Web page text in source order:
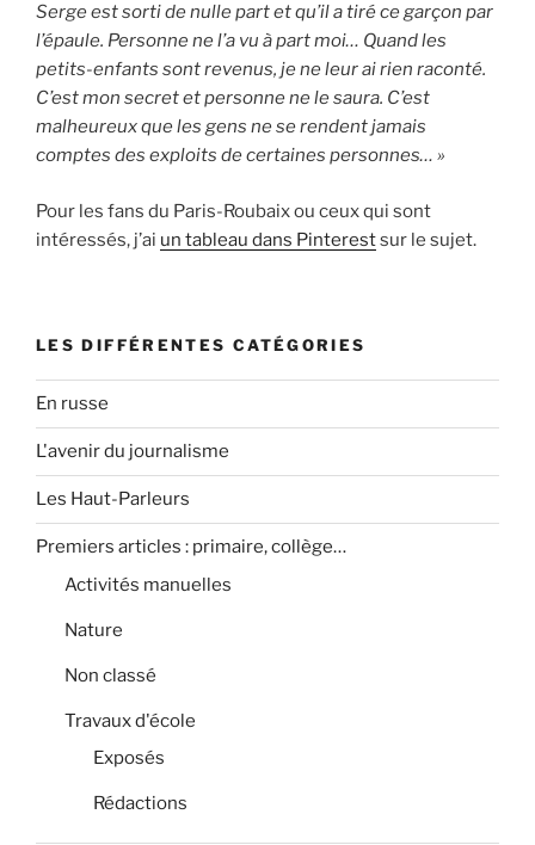
Serge est sorti de nulle part et qu’il a tiré ce garçon par
l’épaule. Personne ne l’a vu à part moi… Quand les
petits-enfants sont revenus, je ne leur ai rien raconté.
C’est mon secret et personne ne le saura. C’est
malheureux que les gens ne se rendent jamais
comptes des exploits de certaines personnes… »
Pour les fans du Paris-Roubaix ou ceux qui sont
intéressés, j’ai un tableau dans Pinterestsur le sujet.
LES DIFFÉRENTES CATÉGORIES
En russe
L'avenir du journalisme
Les Haut-Parleurs
Premiers articles : primaire, collège…
Activités manuelles
Nature
Non classé
Travaux d'école
Exposés
Rédactions